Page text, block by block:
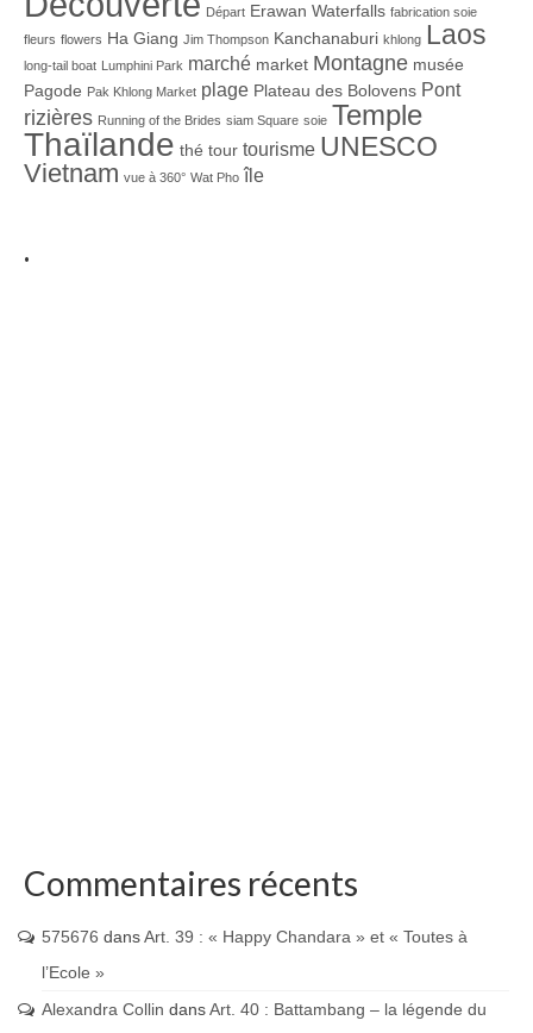
Départ Erawan Waterfalls fabrication soie
fleurs flowers Ha Giang Jim Thompson Kanchanaburi khlong Laos
long-tail boat Lumphini Park marché market Montagne musée
Pagode Pak Khlong Market plage Plateau des Bolovens Pont
rizières Running of the Brides siam Square soie Temple
Thaïlande thé tour tourisme UNESCO
Vietnam vue à 360° Wat Pho île
.
Commentaires récents
575676 dansArt. 39 : « Happy Chandara » et « Toutes à
l’Ecole »
Alexandra Collin dansArt. 40 : Battambang – la légende du